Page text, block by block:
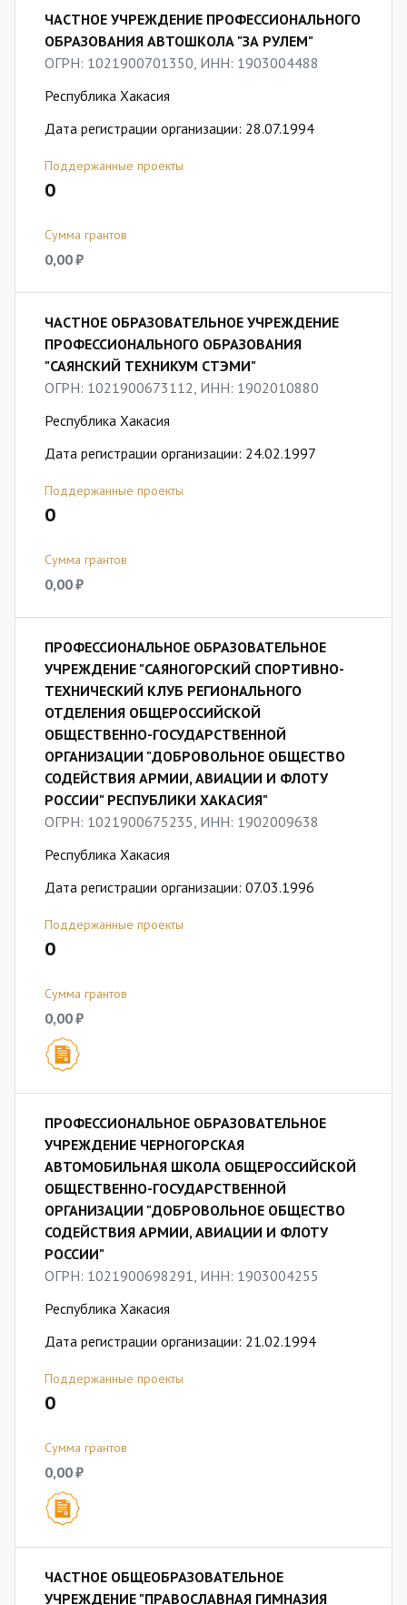
ЧАСТНОЕ УЧРЕЖДЕНИЕ ПРОФЕССИОНАЛЬНОГО
ОБРАЗОВАНИЯ АВТОШКОЛА "ЗА РУЛЕМ"
ОГРН: 1021900701350, ИНН: 1903004488
Республика Хакасия
Дата регистрации организации: 28.07.1994
Поддержанные проекты
0
Сумма грантов
0,00 ₽
ЧАСТНОЕ ОБРАЗОВАТЕЛЬНОЕ УЧРЕЖДЕНИЕ
ПРОФЕССИОНАЛЬНОГО ОБРАЗОВАНИЯ
"САЯНСКИЙ ТЕХНИКУМ СТЭМИ"
ОГРН: 1021900673112, ИНН: 1902010880
Республика Хакасия
Дата регистрации организации: 24.02.1997
Поддержанные проекты
0
Сумма грантов
0,00 ₽
ПРОФЕССИОНАЛЬНОЕ ОБРАЗОВАТЕЛЬНОЕ
УЧРЕЖДЕНИЕ "САЯНОГОРСКИЙ СПОРТИВНО-
ТЕХНИЧЕСКИЙ КЛУБ РЕГИОНАЛЬНОГО
ОТДЕЛЕНИЯ ОБЩЕРОССИЙСКОЙ
ОБЩЕСТВЕННО-ГОСУДАРСТВЕННОЙ
ОРГАНИЗАЦИИ "ДОБРОВОЛЬНОЕ ОБЩЕСТВО
СОДЕЙСТВИЯ АРМИИ, АВИАЦИИ И ФЛОТУ
РОССИИ" РЕСПУБЛИКИ ХАКАСИЯ"
ОГРН: 1021900675235, ИНН: 1902009638
Республика Хакасия
Дата регистрации организации: 07.03.1996
Поддержанные проекты
0
Сумма грантов
0,00 ₽
ПРОФЕССИОНАЛЬНОЕ ОБРАЗОВАТЕЛЬНОЕ
УЧРЕЖДЕНИЕ ЧЕРНОГОРСКАЯ
АВТОМОБИЛЬНАЯ ШКОЛА ОБЩЕРОССИЙСКОЙ
ОБЩЕСТВЕННО-ГОСУДАРСТВЕННОЙ
ОРГАНИЗАЦИИ "ДОБРОВОЛЬНОЕ ОБЩЕСТВО
СОДЕЙСТВИЯ АРМИИ, АВИАЦИИ И ФЛОТУ
РОССИИ"
ОГРН: 1021900698291, ИНН: 1903004255
Республика Хакасия
Дата регистрации организации: 21.02.1994
Поддержанные проекты
0
Сумма грантов
0,00 ₽
ЧАСТНОЕ ОБЩЕОБРАЗОВАТЕЛЬНОЕ
УЧРЕЖДЕНИЕ "ПРАВОСЛАВНАЯ ГИМНАЗИЯ